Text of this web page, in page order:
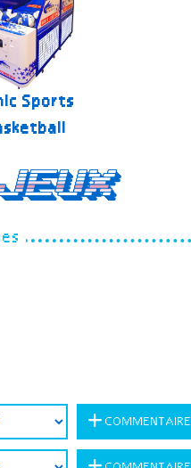
Sports
COMMENTAIRE